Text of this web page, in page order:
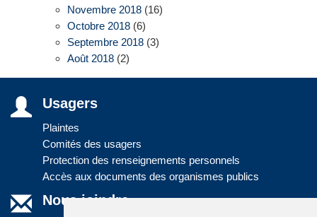
Novembre 2018 (16)
Octobre 2018 (6)
Septembre 2018 (3)
Août 2018 (2)
Usagers
Plaintes
Comités des usagers
Protection des renseignements personnels
Accès aux documents des organismes publics
Nous joindre